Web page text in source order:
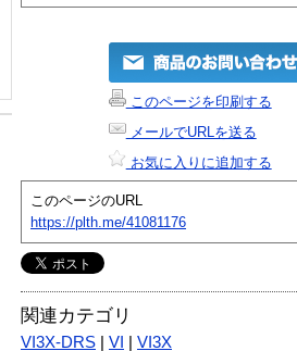
このページを印刷する
メールでURLを送る
お気に入りに追加する
このページのURL
https://plth.me/41081176
関連カテゴリ
VI3X-DRS VI VI3X